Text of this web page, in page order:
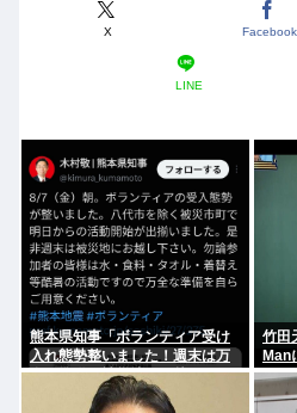
X Facebook
LINE
熊本県知事「ボランティア受け
入れ態勢整いました！週末は万
全な準備で被災地へお越しくだ
さい！」ケンモ、行くぞ
竹田
Man
ゃな